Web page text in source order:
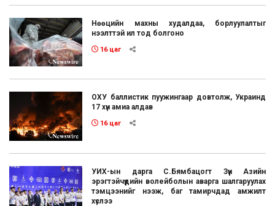
Нөөцийн махны худалдаа, борлуулалтыг
нээлттэй ил тод болгоно
16 цаг
ОХУ баллистик пуужингаар довтолж, Украинд
17 хүн амиа алдав
16 цаг
УИХ-ын дарга С.Бямбацогт Зүүн Азийн
эрэгтэйчүүдийн волейболын аварга шалгаруулах
тэмцээнийг нээж, баг тамирчдад амжилт
хүслээ